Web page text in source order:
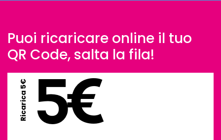
Puoi ricaricare online il tuo
QR Code, salta la fila!
Ricarica 5€ 5€